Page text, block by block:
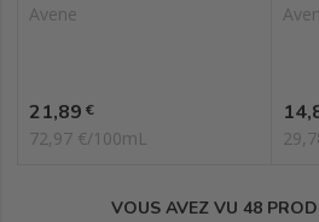
Avene
Prix
21,89 €
72,97 €/100mL
Prix
VOUS AVEZ VU 48